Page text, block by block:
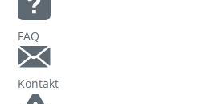
Tickets
Verkaufsstellen & Automaten
Freizeit
FAQ
Kontakt